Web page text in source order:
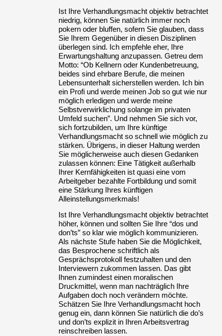
Ist Ihre Verhandlungsmacht objektiv betrachtet
niedrig, können Sie natürlich immer noch
pokern oder bluffen, sofern Sie glauben, dass
Sie Ihrem Gegenüber in diesen Disziplinen
überlegen sind. Ich empfehle eher, Ihre
Erwartungshaltung anzupassen. Getreu dem
Motto: “Ob Kellnern oder Kundenbetreuung,
beides sind ehrbare Berufe, die meinen
Lebensunterhalt sicherstellen werden. Ich bin
ein Profi und werde meinen Job so gut wie nur
möglich erledigen und werde meine
Selbstverwirklichung solange im privaten
Umfeld suchen”. Und nehmen Sie sich vor,
sich fortzubilden, um Ihre künftige
Verhandlungsmacht so schnell wie möglich zu
stärken. Übrigens, in dieser Haltung werden
Sie möglicherweise auch diesen Gedanken
zulassen können: Eine Tätigkeit außerhalb
Ihrer Kernfähigkeiten ist quasi eine vom
Arbeitgeber bezahlte Fortbildung und somit
eine Stärkung Ihres künftigen
Alleinstellungsmerkmals!
Ist Ihre Verhandlungsmacht objektiv betrachtet
höher, können und sollten Sie Ihre “dos und
don’ts” so klar wie möglich kommunizieren.
Als nächste Stufe haben Sie die Möglichkeit,
das Besprochene schriftlich als
Gesprächsprotokoll festzuhalten und den
Interviewern zukommen lassen. Das gibt
Ihnen zumindest einen moralischen
Druckmittel, wenn man nachträglich Ihre
Aufgaben doch noch verändern möchte.
Schätzen Sie Ihre Verhandlungsmacht hoch
genug ein, dann können Sie natürlich die do’s
und don’ts explizit in Ihren Arbeitsvertrag
reinschreiben lassen.